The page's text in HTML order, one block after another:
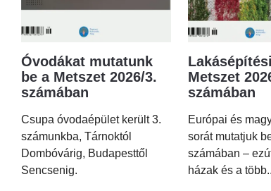
Óvodákat mutatunk
be a Metszet 2026/3.
számában
Csupa óvodaépület került 3.
számunkba, Tárnoktól
Dombóvárig, Budapesttől
Sencsenig.
Metszet
számában
Európai és
sorát mutatjuk
számában –
házak és a